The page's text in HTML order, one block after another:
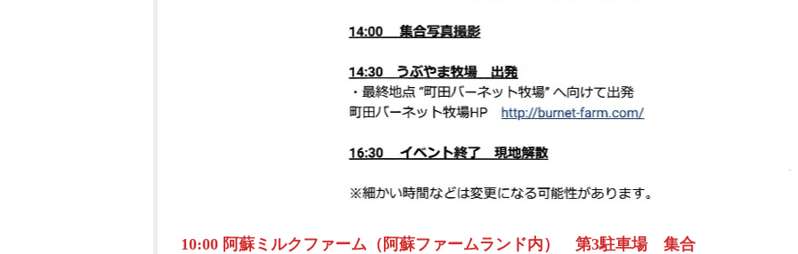
10:00 阿蘇ミルクファーム（阿蘇ファームランド内） 第3駐車場 集合